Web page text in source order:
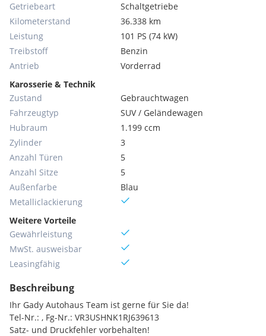
Getriebeart
Schaltgetriebe
Kilometerstand
36.338 km
Leistung
101 PS (74 kW)
Treibstoff
Benzin
Antrieb
Vorderrad
Karosserie & Technik
Zustand
Gebrauchtwagen
Fahrzeugtyp
SUV / Geländewagen
Hubraum
1.199 ccm
Zylinder
3
Anzahl Türen
5
Anzahl Sitze
5
Außenfarbe
Blau
Metallic­lackierung
Weitere Vorteile
Gewährleistung
MwSt. ausweisbar
Leasingfähig
Beschreibung
Ihr Gady Autohaus Team ist gerne für Sie da!
Tel-Nr.: , Fg-Nr.: VR3USHNK1RJ639613
Satz- und Druckfehler vorbehalten!